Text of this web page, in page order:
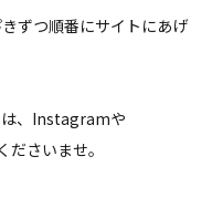
ずつ順番にサイトにあげ
、Instagramや
さいませ。